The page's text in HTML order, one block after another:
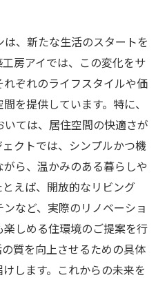
、新たな生活のスタートを
房アイでは、この変化をサ
ぞれのライフスタイルや価
を提供しています。特に、
ては、居住空間の快適さが
クトでは、シンプルかつ機
ら、温かみのある暮らしや
えば、開放的なリビング
など、実際のリノベーショ
しめる住環境のご提案を行
質を向上させるための具体
します。これからの未来を